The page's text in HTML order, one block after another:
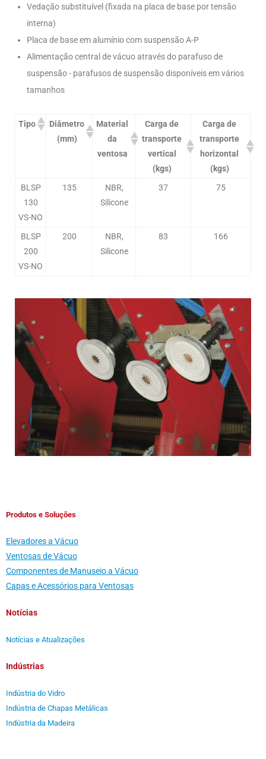
Vedação substituível (fixada na placa de base por tensão
interna)
Placa de base em alumínio com suspensão A-P
Alimentação central de vácuo através do parafuso de
suspensão - parafusos de suspensão disponíveis em vários
tamanhos
Tipo
Diâmetro
(mm)
Material
da
ventosa
Carga de
transporte
vertical
(kgs)
Carga de
transporte
horizontal
(kgs)
BLSP
130
VS-NO
135
NBR,
Silicone
37 75
BLSP
200
VS-NO
200
NBR,
Silicone
83 166
Produtos e Soluções
Elevadores a Vácuo
Ventosas de Vácuo
Componentes de Manuseio a Vácuo
Capas e Acessórios para Ventosas
Notícias
Notícias e Atualizações
Indústrias
Indústria do Vidro
Indústria de Chapas Metálicas
Indústria da Madeira